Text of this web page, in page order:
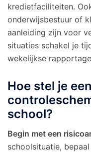
kredietfaciliteiten.
onderwijsbestuur of
aanleiding zijn voor
situaties schakel je
wekelijkse
Hoe stel je
school?
Begin met een
schoolsituatie,